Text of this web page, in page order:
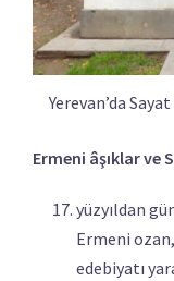
Yerevan’da
Ermeni âşıklar ve
yüzyıldan
Ermeni
edebiyatı